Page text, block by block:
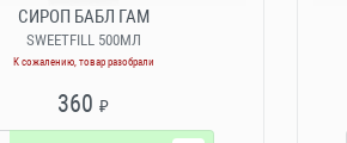
СИРОП БАБЛ ГАМ
SWEETFILL 500МЛ
К сожалению, товар разобрали
360₽